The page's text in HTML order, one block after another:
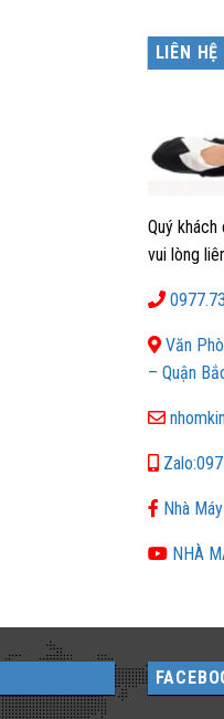
LIÊN HỆ
Quý
vui lòng
Văn
– Quận
Nhà
NHÀ